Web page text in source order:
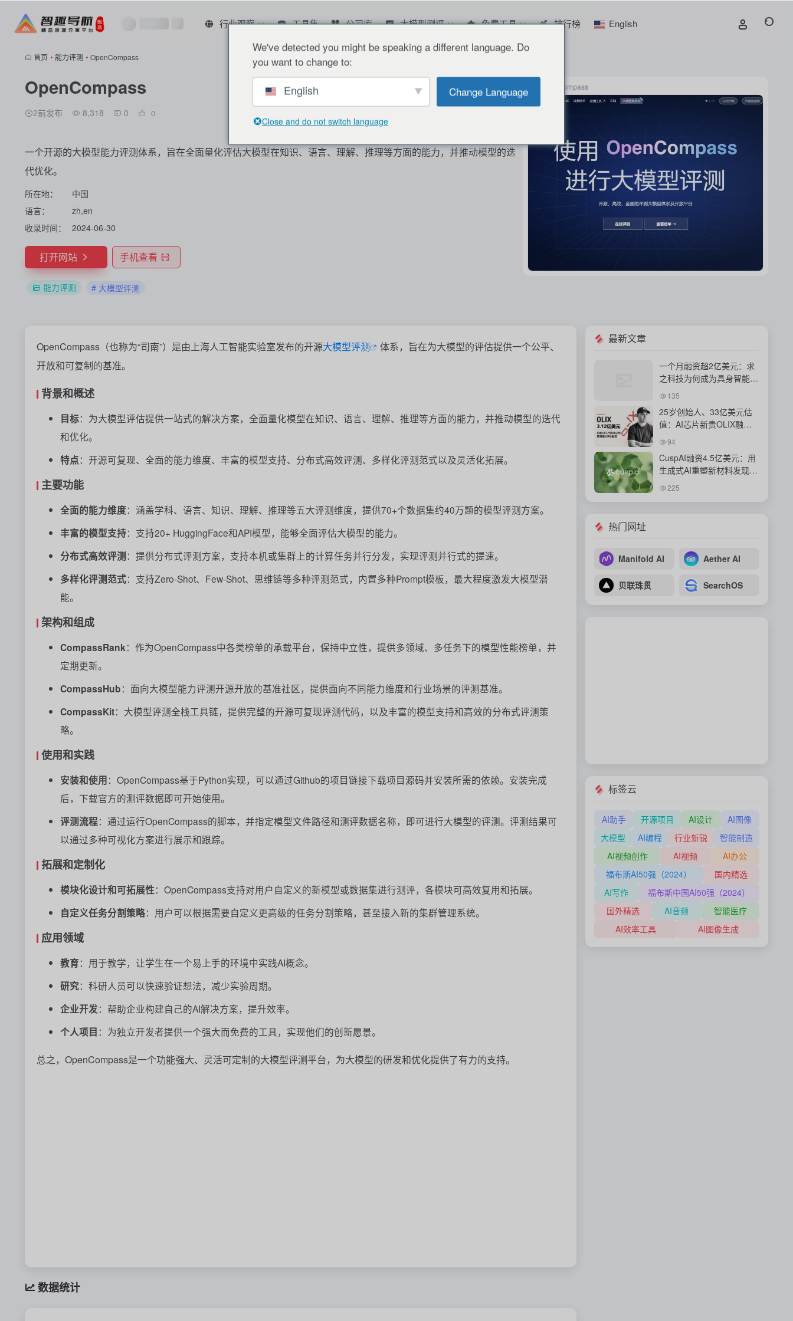
行业观察 工具集 公司库 大模型测评 免费工具 排行榜 English
首页 • 能力评测 • OpenCompass
OpenCompass
2前发布 8,318 0 0
一个开源的大模型能力评测体系，旨在全面量化评估大模型在知识、语言、理解、推理等方面的能力，并推动模型的迭
代优化。
所在地：
中国
语言：
zh,en
收录时间：
2024-06-30
打开网站 手机查看
能力评测 # 大模型评测
OpenCompass
OpenCompass（也称为“司南”）是由上海人工智能实验室发布的开源大模型评测
体系，旨在为大模型的评估提供一个公平、
开放和可复制的基准。
背景和概述
目标：为大模型评估提供一站式的解决方案，全面量化模型在知识、语言、理解、推理等方面的能力，并推动模型的迭代
和优化。
特点：开源可复现、全面的能力维度、丰富的模型支持、分布式高效评测、多样化评测范式以及灵活化拓展。
主要功能
全面的能力维度：涵盖学科、语言、知识、理解、推理等五大评测维度，提供70+个数据集约40万题的模型评测方案。
丰富的模型支持：支持20+ HuggingFace和API模型，能够全面评估大模型的能力。
分布式高效评测：提供分布式评测方案，支持本机或集群上的计算任务并行分发，实现评测并行式的提速。
多样化评测范式：支持Zero-Shot、Few-Shot、思维链等多种评测范式，内置多种Prompt模板，最大程度激发大模型潜
能。
架构和组成
CompassRank：作为OpenCompass中各类榜单的承载平台，保持中立性，提供多领域、多任务下的模型性能榜单，并
定期更新。
CompassHub：面向大模型能力评测开源开放的基准社区，提供面向不同能力维度和行业场景的评测基准。
CompassKit：大模型评测全栈工具链，提供完整的开源可复现评测代码，以及丰富的模型支持和高效的分布式评测策
略。
使用和实践
安装和使用：OpenCompass基于Python实现，可以通过Github的项目链接下载项目源码并安装所需的依赖。安装完成
后，下载官方的测评数据即可开始使用。
评测流程：通过运行OpenCompass的脚本，并指定模型文件路径和测评数据名称，即可进行大模型的评测。评测结果可
以通过多种可视化方案进行展示和跟踪。
拓展和定制化
模块化设计和可拓展性：OpenCompass支持对用户自定义的新模型或数据集进行测评，各模块可高效复用和拓展。
自定义任务分割策略：用户可以根据需要自定义更高级的任务分割策略，甚至接入新的集群管理系统。
应用领域
教育：用于教学，让学生在一个易上手的环境中实践AI概念。
研究：科研人员可以快速验证想法，减少实验周期。
企业开发：帮助企业构建自己的AI解决方案，提升效率。
个人项目 ：为独立开发者提供一个强大而免费的工具，实现他们的创新愿景。
总之，OpenCompass是一个功能强大、灵活可定制的大模型评测平台，为大模型的研发和优化提供了有力的支持。
数据统计
最新文章
一个月融资超2亿美元：求
之科技为何成为具身智能资
本新宠？
135
25岁创始人、33亿美元估
值：AI芯片新贵OLIX融资
背后的豪赌
94
CuspAI融资4.5亿美元：用
生成式AI重塑新材料发现与
工业研发体系
225
热门网址
Manifold AI Aether AI
贝联珠贯 SearchOS
标签云
AI助手 开源项目 AI设计
AI图像
大模型
AI编程 行业新锐
智能制造
AI视频创作
AI视频
AI办公
福布斯AI50强（2024）
国内精选
AI写作
福布斯中国AI50强（2024）
国外精选
AI音频
智能医疗
AI效率工具
AI图像生成
We've detected you might be speaking a different language. Do
you want to change to:
English Change Language
Close and do not switch language